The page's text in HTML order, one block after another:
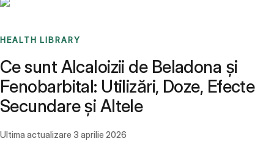
HEALTH LIBRARY
Ce sunt Alcaloizii de Beladona și
Fenobarbital: Utilizări, Doze, Efecte
Secundare și Altele
Ultima actualizare 3 aprilie 2026